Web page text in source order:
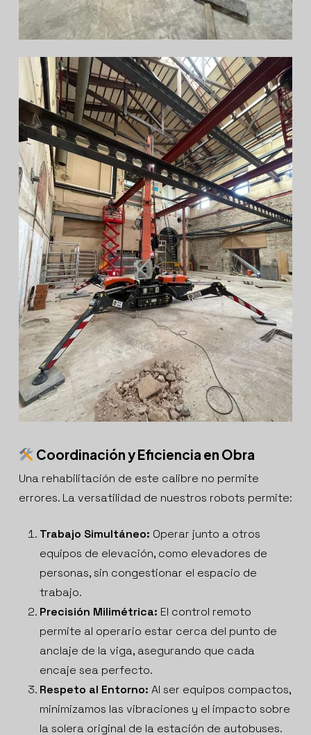
Coordinación y Eficiencia en Obra
Una rehabilitación de este calibre no permite
errores. La versatilidad de nuestros robots permite:
Trabajo Simultáneo: Operar junto a otros
equipos de elevación, como elevadores de
personas, sin congestionar el espacio de
trabajo.
Precisión Milimétrica: El control remoto
permite al operario estar cerca del punto de
anclaje de la viga, asegurando que cada
encaje sea perfecto.
Respeto al Entorno: Al ser equipos compactos,
minimizamos las vibraciones y el impacto sobre
la solera original de la estación de autobuses.